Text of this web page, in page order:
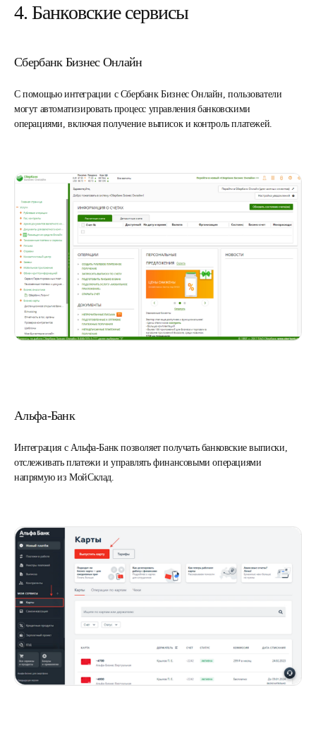
4. Банковские сервисы
Сбербанк Бизнес Онлайн
С помощью интеграции с Сбербанк Бизнес Онлайн, пользователи
могут автоматизировать процесс управления банковскими
операциями, включая получение выписок и контроль платежей.
Альфа-Банк
Интеграция с Альфа-Банк позволяет получать банковские выписки,
отслеживать платежи и управлять финансовыми операциями
напрямую из МойСклад.